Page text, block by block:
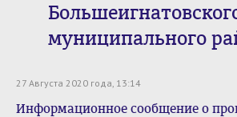
муниципального
27 Августа 2020 года, 13:14
Информационное сообщение о